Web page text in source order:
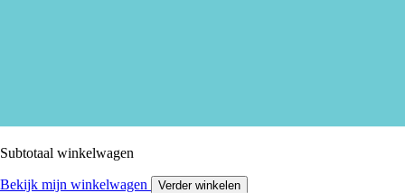
Subtotaal winkelwagen
Bekijk mijn winkelwagen Verder winkelen